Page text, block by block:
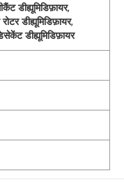
डीह्यूमिडिफ़ायर,
डीह्यूमिडिफ़ायर,
डीह्यूमिडिफ़ायर